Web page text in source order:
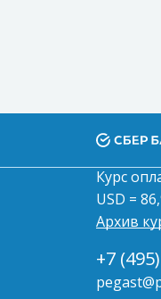
Курс
USD =
Архив
+7